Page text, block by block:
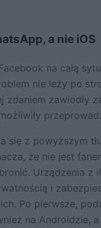
a nie iOS
na całą
nie leży po
zdaniem zawiodły
się z powyższym
że nie jest
Urządzenia z
i
Po pierwsze,
na Androidzie,